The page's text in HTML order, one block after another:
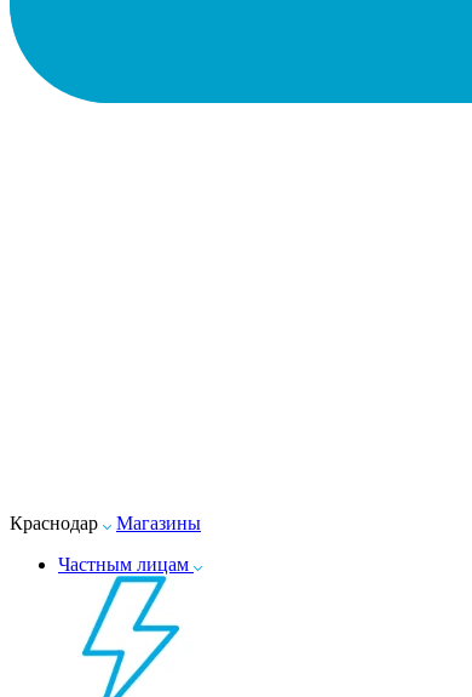
Краснодар
Магазины
Частным лицам